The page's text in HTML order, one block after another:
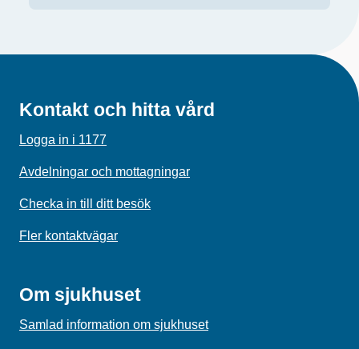
Kontakt och hitta vård
Logga in i 1177
Avdelningar och mottagningar
Checka in till ditt besök
Fler kontaktvägar
Om sjukhuset
Samlad information om sjukhuset